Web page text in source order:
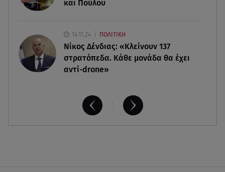
και Πούλου
14.11.24 ΠΟΛΙΤΙΚΗ
Νίκος Δένδιας: «Κλείνουν 137
στρατόπεδα. Kάθε μονάδα θα έχει
αντί-drone»